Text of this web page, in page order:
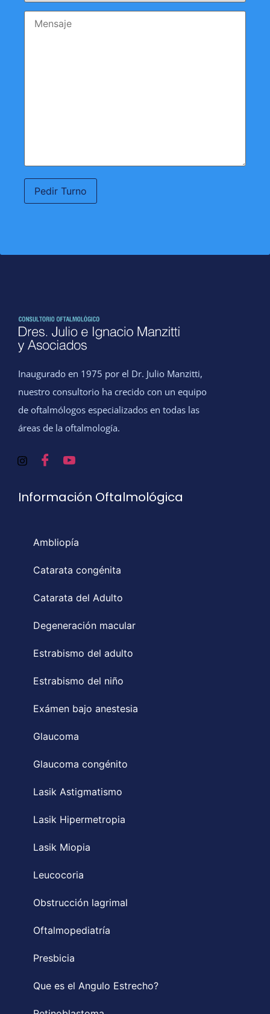
Inaugurado en 1975 por el Dr. Julio Manzitti,
nuestro consultorio ha crecido con un equipo
de oftalmólogos especializados en todas las
áreas de la oftalmología.
Información Oftalmológica
Ambliopía
Catarata congénita
Catarata del Adulto
Degeneración macular
Estrabismo del adulto
Estrabismo del niño
Exámen bajo anestesia
Glaucoma
Glaucoma congénito
Lasik Astigmatismo
Lasik Hipermetropia
Lasik Miopia
Leucocoria
Obstrucción lagrimal
Oftalmopediatría
Presbicia
Que es el Angulo Estrecho?